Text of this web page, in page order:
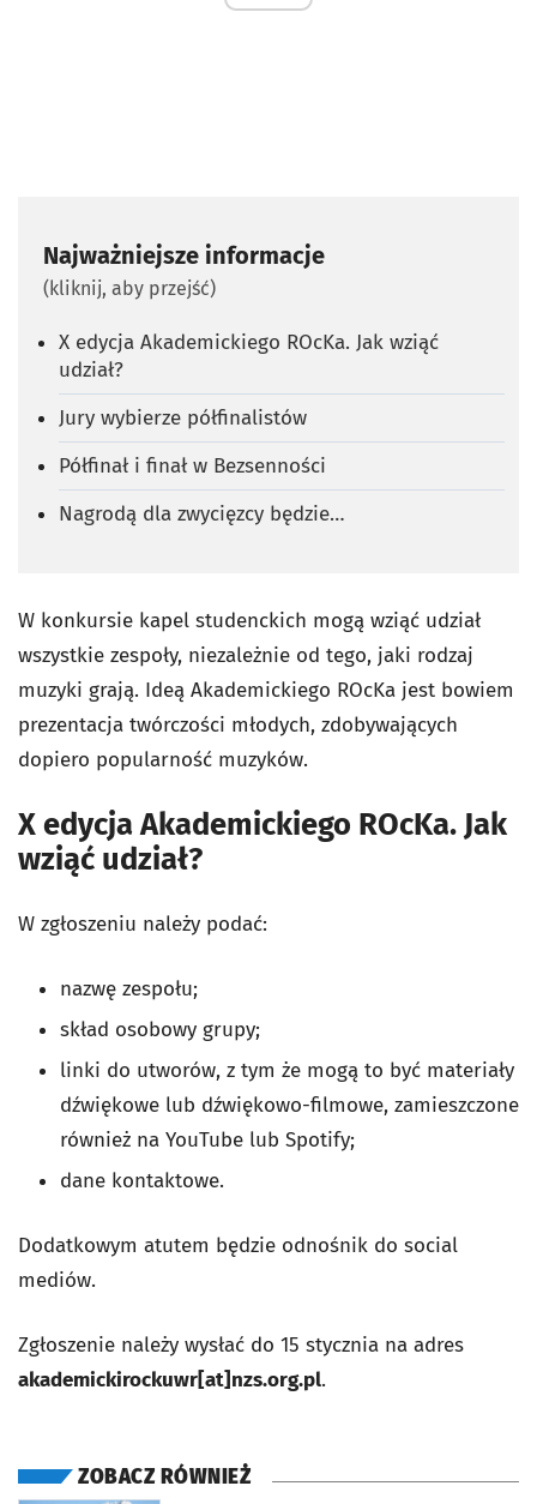
Najważniejsze informacje
(kliknij, aby przejść)
X edycja Akademickiego ROcKa. Jak wziąć
udział?
Jury wybierze półfinalistów
Półfinał i finał w Bezsenności
Nagrodą dla zwycięzcy będzie…
W konkursie kapel studenckich mogą wziąć udział
wszystkie zespoły, niezależnie od tego, jaki rodzaj
muzyki grają. Ideą Akademickiego ROcKa jest bowiem
prezentacja twórczości młodych, zdobywających
dopiero popularność muzyków.
X edycja Akademickiego ROcKa. Jak
wziąć udział?
W zgłoszeniu należy podać:
nazwę zespołu;
skład osobowy grupy;
linki do utworów, z tym że mogą to być materiały
dźwiękowe lub dźwiękowo-filmowe, zamieszczone
również na YouTube lub Spotify;
dane kontaktowe.
Dodatkowym atutem będzie odnośnik do social
mediów.
Zgłoszenie należy wysłać do 15 stycznia na adres
akademickirockuwr[at]nzs.org.pl.
ZOBACZ RÓWNIEŻ